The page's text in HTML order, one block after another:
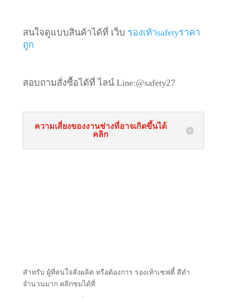
สนใจดูแบบสินค้าได้ที่ เว็บ รองเท้าsafetyราคา
ถูก
สอบถามสั่งซื้อได้ที่ ไลน์ Line:@safety27
ความเสี่ยงของงานช่างที่อาจเกิดขึ้นได้
คลิก